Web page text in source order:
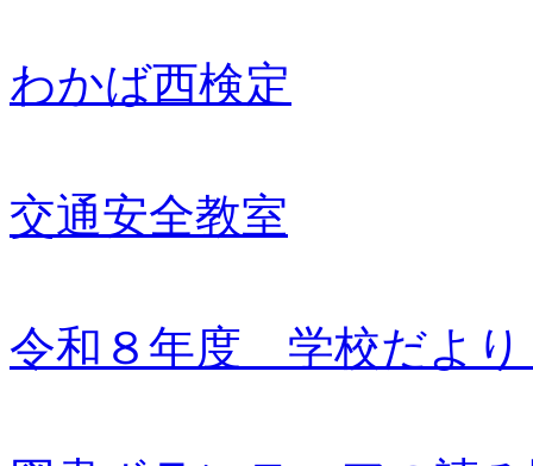
わかば西検定
交通安全教室
令和８年度 学校だより